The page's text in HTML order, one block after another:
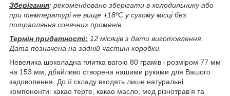
Зберігання: рекомендовано зберігати в холодильнику або
при температурі не вище +18ºС у сухому місці без
потрапляння сонячних променів.
Термін придатності: 12 місяців з дати виготовлення.
Дата позначена на задній частині коробки.
Невелика шоколадна плитка вагою 80 грамів і розміром 77 мм
на 153 мм, дбайливо створена нашими руками для Вашого
задоволення. До її складу входять лише натуральні
компоненти: какао терте, какао масло, мед різнотрав’я та